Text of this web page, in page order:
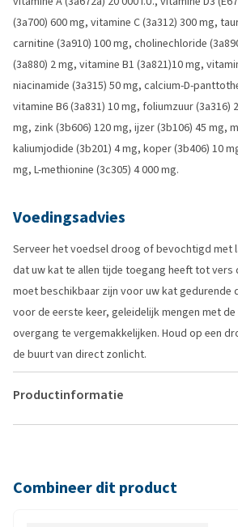
(3a700) 600 mg, vitamine C (3a312) 300 mg,
carnitine (3a910) 100 mg, cholinechloride
(3a880) 2 mg, vitamine B1 (3a821)10 mg,
niacinamide (3a315) 50 mg, calcium-D-
vitamine B6 (3a831) 10 mg, foliumzuur (3a316)
mg, zink (3b606) 120 mg, ijzer (3b106) 45 mg,
kaliumjodide (3b201) 4 mg, koper (3b406) 10
mg, L-methionine (3c305) 4 000 mg.
Voedingsadvies
Serveer het voedsel droog of bevochtigd met
dat uw kat te allen tijde toegang heeft tot vers
moet beschikbaar zijn voor uw kat gedurende
voor de eerste keer, geleidelijk mengen met
overgang te vergemakkelijken. Houd op een
de buurt van direct zonlicht.
Productinformatie
Combineer dit product